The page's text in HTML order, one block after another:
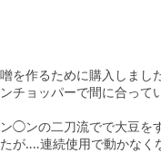
を作るために購入しました
ョッパーで間に合って
◯ンの二刀流でで大豆を
が‥‥連続使用で動かな